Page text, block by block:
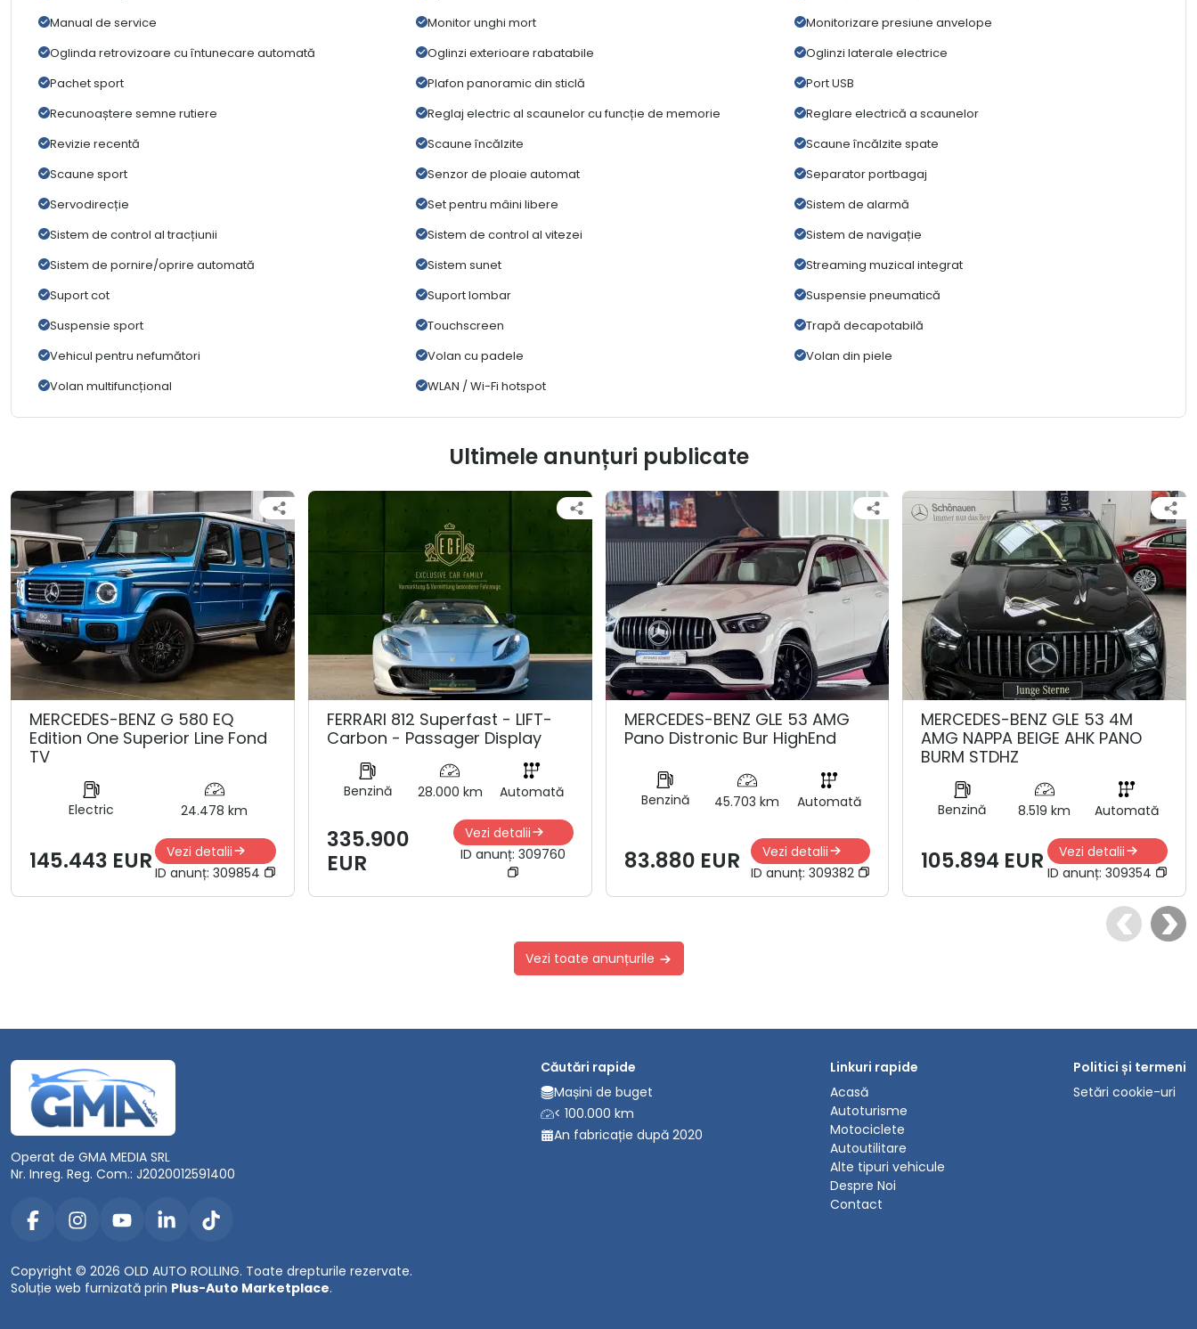
Manual de service
Monitor unghi mort
Monitorizare presiune anvelope
Oglinda retrovizoare cu întunecare automată
Oglinzi exterioare rabatabile
Oglinzi laterale electrice
Pachet sport
Plafon panoramic din sticlă
Port USB
Recunoaștere semne rutiere
Reglaj electric al scaunelor cu funcție de memorie
Reglare electrică a scaunelor
Revizie recentă
Scaune încălzite
Scaune încălzite spate
Scaune sport
Senzor de ploaie automat
Separator portbagaj
Servodirecție
Set pentru mâini libere
Sistem de alarmă
Sistem de control al tracțiunii
Sistem de control al vitezei
Sistem de navigație
Sistem de pornire/oprire automată
Sistem sunet
Streaming muzical integrat
Suport cot
Suport lombar
Suspensie pneumatică
Suspensie sport
Touchscreen
Trapă decapotabilă
Vehicul pentru nefumători
Volan cu padele
Volan din piele
Volan multifuncțional
WLAN / Wi-Fi hotspot
Ultimele anunțuri publicate
MERCEDES-BENZ G 580 EQ
Edition One Superior Line Fond
TV
Electric 24.478 km
145.443 EUR
Vezi detalii
ID anunț: 309854
FERRARI 812 Superfast - LIFT-
Carbon - Passager Display
Benzină 28.000 km Automată
335.900
EUR
Vezi detalii
ID anunț:309760
MERCEDES-BENZ GLE 53 AMG
Pano Distronic Bur HighEnd
Benzină 45.703 km Automată
83.880 EUR
Vezi detalii
ID anunț:309382
MERCEDES-BENZ GLE 53 4M
AMG NAPPA BEIGE AHK PANO
BURM STDHZ
Benzină 8.519 km Automată
105.894 EUR
Vezi detalii
ID anunț: 309354
Vezi toate anunțurile
Operat de GMA MEDIA SRL
Nr. Inreg. Reg. Com.: J2020012591400
Copyright © 2026 OLD AUTO ROLLING. Toate drepturile rezervate.
Soluție web furnizată prin Plus-Auto Marketplace.
Căutări rapide
Mașini de buget
< 100.000 km
An fabricație după 2020
Linkuri rapide
Acasă
Autoturisme
Motociclete
Autoutilitare
Alte tipuri vehicule
Despre Noi
Contact
Politici și termeni
Setări cookie-uri